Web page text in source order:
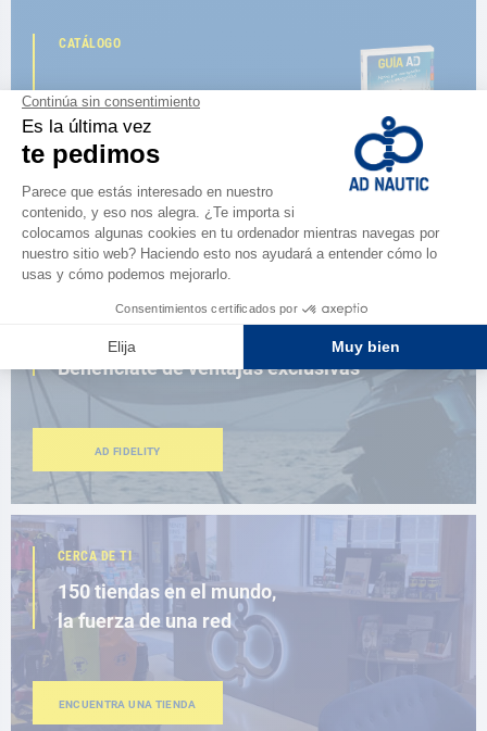
CATÁLOGO
Descubre
la nueva guía AD 2026
NAVEGAR POR EL CATÁLOGO
ESPACIO FIDELIDAD
¿Eres apasionado?
Benefíciate de ventajas exclusivas
AD FIDELITY
CERCA DE TI
150 tiendas en el mundo,
la fuerza de una red
ENCUENTRA UNA TIENDA